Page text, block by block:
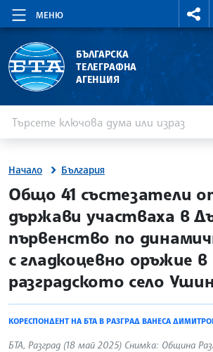
МЕНЮ
БЪЛГАРСКА
ТЕЛЕГРАФНА
АГЕНЦИЯ
Начало България
site.bta
Общо 41 състезатели
държави участваха в
първенство по
с гладкоцевно оръжие в
разградското село
КОРЕСПОНДЕНТ НА БТА В РАЗГРАД ВАНЕСА
БТА, Разград (18 май 2025) Снимка: Община